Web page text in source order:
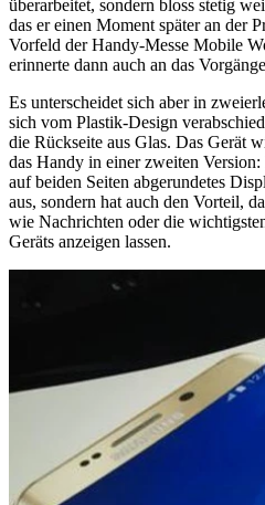
überarbeitet, sondern bloss stetig
das er einen Moment später an der
Vorfeld der Handy-Messe Mobile
erinnerte dann auch an das
Es unterscheidet sich aber in
sich vom Plastik-Design
die Rückseite aus Glas. Das Gerät
das Handy in einer zweiten
auf beiden Seiten abgerundetes
aus, sondern hat auch den Vorteil,
wie Nachrichten oder die
Geräts anzeigen lassen.